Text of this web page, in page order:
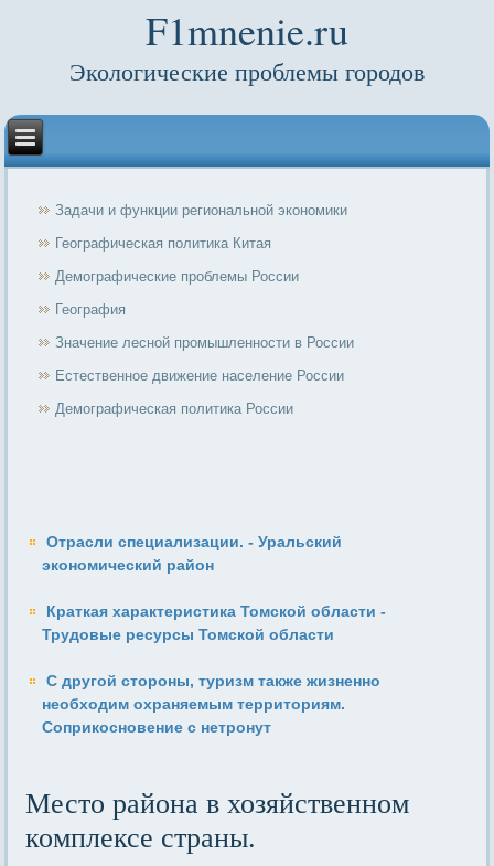
F1mnenie.ru
Экологические проблемы городов
Задачи и функции региональной экономики
Географическая политика Китая
Демографические проблемы России
География
Значение лесной промышленности в России
Естественное движение население России
Демографическая политика России
Отрасли специализации. - Уральский
экономический район
Краткая характеристика Томской области -
Трудовые ресурсы Томской области
С другой стороны, туризм также жизненно
необходим охраняемым территориям.
Соприкосновение с нетронут
Место района в хозяйственном
комплексе страны.